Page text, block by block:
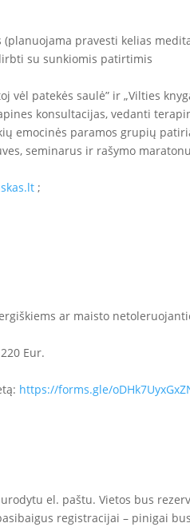
pravesti kelias
su sunkiomis patirtimis
patekės saulė” ir „Vilties
konsultacijas, vedanti
emocinės paramos grupių
seminarus ir rašymo
;
ar maisto
Eur.
https://forms.gle/
el. paštu. Vietos bus
registracijai – pinigai